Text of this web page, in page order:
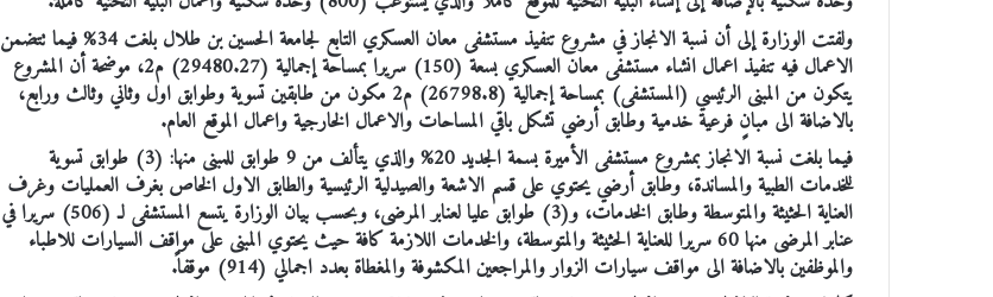
ولفتت الوزارة إلى أن نسبة الانجاز في مشروع تنفيذ مستشفى معان العسكري التابع لجامعة الحسين بن طلال بلغت 34% فيما تتضمن
الاعمال فيه تنفيذ اعمال انشاء مستشفى معان العسكري بسعة (150) سريرا بمساحة إجمالية (29480.27) م2، موضحة أن المشروع
يتكون من المبنى الرئيسي (المستشفى) بمساحة إجمالية (26798.8) م2 مكون من طابقين تسوية وطوابق اول وثاني وثالث ورابع،
بالاضافة الى مبانٍ فرعية خدمية وطابق أرضي تشكل باقي المساحات والاعمال الخارجية واعمال الموقع العام.
فيما بلغت نسبة الانجاز بمشروع مستشفى الأميرة بسمة الجديد 20% والذي يتألف من 9 طوابق للمبنى منها: (3) طوابق تسوية
للخدمات الطبية والمساندة، وطابق أرضي يحتوي على قسم الاشعة والصيدلية الرئيسية والطابق الاول الخاص بغرف العمليات وغرف
العناية الحثيثة والمتوسطة وطابق الخدمات، و(3) طوابق عليا لعنابر المرضى، وبحسب بيان الوزارة يتسع المستشفى لـ (506) سريرا في
عنابر المرضى منها 60 سريرا للعناية الحثيثة والمتوسطة، والخدمات اللازمة كافة حيث يحتوي المبنى على مواقف السيارات للاطباء
والموظفين بالاضافة الى مواقف سيارات الزوار والمراجعين المكشوفة والمغطاة بعدد اجمالي (914) موقفاً.